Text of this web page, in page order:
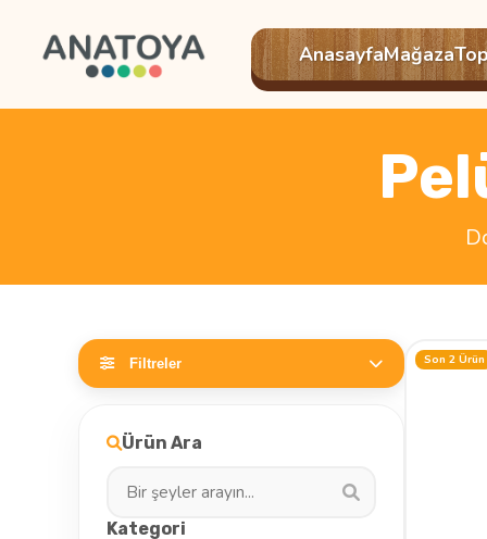
AnasayfaMağaza
Powered
Filtreler
Ürün Ara
Kategori
Son 2 Ürün